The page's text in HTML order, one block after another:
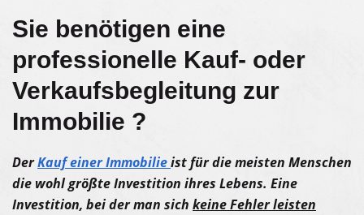
Sie benötigen eine
professionelle Kauf- oder
Verkaufsbegleitung zur
Immobilie ?
DerKauf einer Immobilieist für die meisten Menschen
die wohl größte Investition ihres Lebens. Eine
Investition, bei der man sich keine Fehler leisten